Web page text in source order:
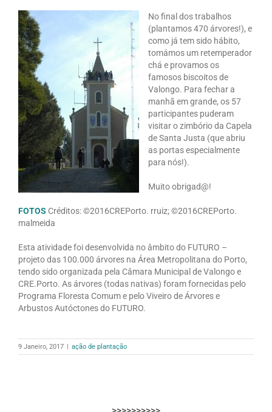
No final dos trabalhos
(plantamos 470 árvores!), e
como já tem sido hábito,
tomámos um retemperador
chá e provamos os
famosos biscoitos de
Valongo. Para fechar a
manhã em grande, os 57
participantes puderam
visitar o zimbório da Capela
de Santa Justa (que abriu
as portas especialmente
para nós!).
Muito obrigad@!
FOTOS Créditos: ©2016CREPorto. rruiz; ©2016CREPorto.
malmeida
Esta atividade foi desenvolvida no âmbito do FUTURO –
projeto das 100.000 árvores na Área Metropolitana do Porto,
tendo sido organizada pela Câmara Municipal de Valongo e
CRE.Porto. As árvores (todas nativas) foram fornecidas pelo
Programa Floresta Comum e pelo Viveiro de Árvores e
Arbustos Autóctones do FUTURO.
9 Janeiro, 2017 | ação de plantação
>>>>>>>>>>